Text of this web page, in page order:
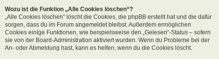
Wozu ist die Funktion „Alle Cookies löschen“?
„Alle Cookies löschen“ löscht die Cookies, die phpBB erstellt hat und die dafür
sorgen, dass du im Forum angemeldet bleibst. Außerdem ermöglichen
Cookies einige Funktionen, wie beispielsweise den „Gelesen“-Status – sofern
sie von der Board-Administration aktiviert wurden. Wenn du Probleme bei der
An- oder Abmeldung hast, kann es helfen, wenn du die Cookies löscht.